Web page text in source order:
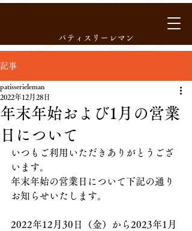
パティスリーレマン
記事
年末年始および1月の営業
日について
patisserieleman
2022年12月28日
いつもご利用いただきありがとうござ
います。
年末年始の営業日について下記の通り
お知らせいたします。
2022年12月30日（金）から2023年1月